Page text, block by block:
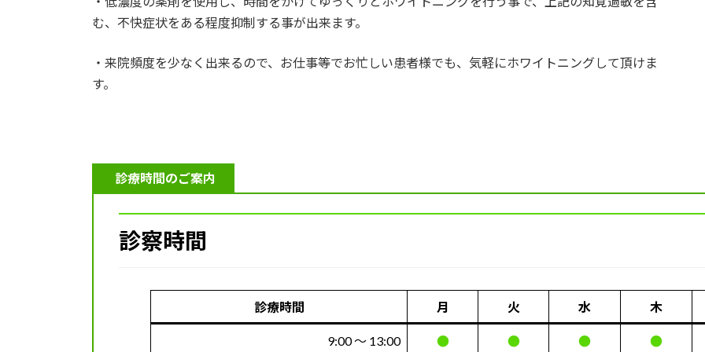
む、不快症状をある程度抑制する事が出来ます。
・来院頻度を少なく出来るので、お仕事等でお忙しい患者様でも、気軽にホワイトニングして頂けま
す。
診療時間のご案内
診察時間
診療時間 月 火 水 木
9:00 〜 13:00 ● ● ● ●